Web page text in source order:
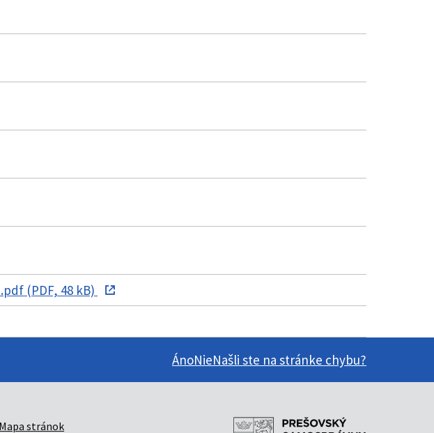
(PDF, 48 kB)
ÁnoNieNašli ste na stránke chybu?
stránok